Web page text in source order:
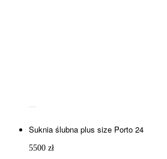
Suknia ślubna plus size Porto 24
5500 zł